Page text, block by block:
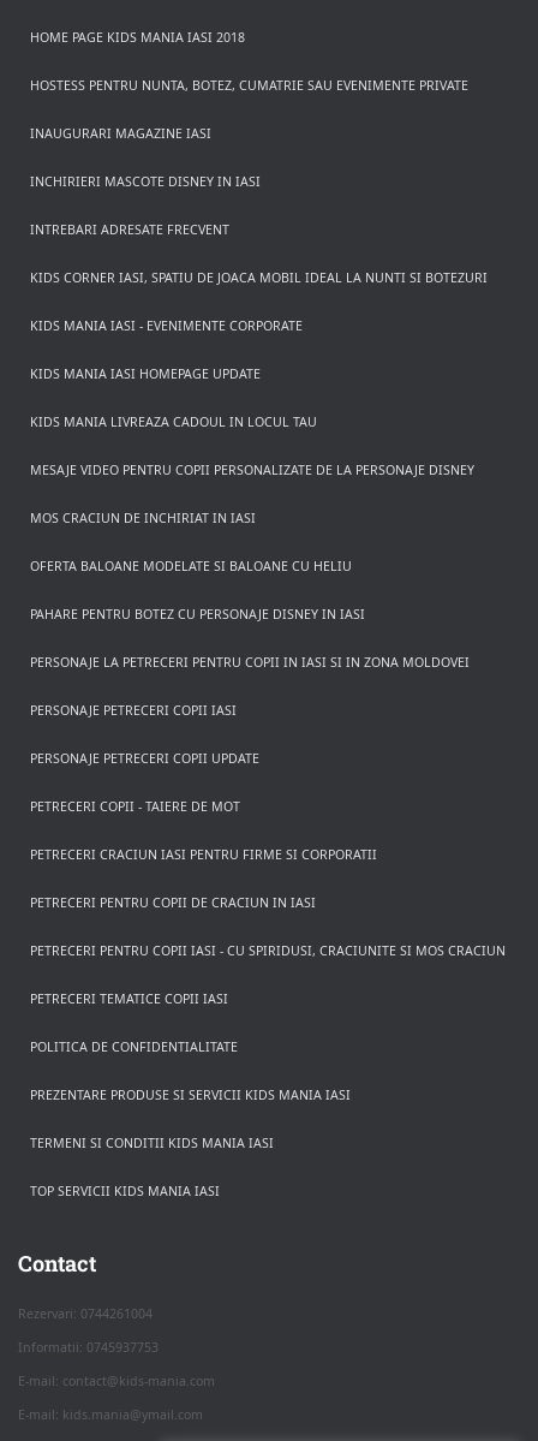
HOME PAGE KIDS MANIA IASI 2018
HOSTESS PENTRU NUNTA, BOTEZ, CUMATRIE SAU EVENIMENTE PRIVATE
INAUGURARI MAGAZINE IASI
INCHIRIERI MASCOTE DISNEY IN IASI
INTREBARI ADRESATE FRECVENT
KIDS CORNER IASI, SPATIU DE JOACA MOBIL IDEAL LA NUNTI SI BOTEZURI
KIDS MANIA IASI - EVENIMENTE CORPORATE
KIDS MANIA IASI HOMEPAGE UPDATE
KIDS MANIA LIVREAZA CADOUL IN LOCUL TAU
MESAJE VIDEO PENTRU COPII PERSONALIZATE DE LA PERSONAJE DISNEY
MOS CRACIUN DE INCHIRIAT IN IASI
OFERTA BALOANE MODELATE SI BALOANE CU HELIU
PAHARE PENTRU BOTEZ CU PERSONAJE DISNEY IN IASI
PERSONAJE LA PETRECERI PENTRU COPII IN IASI SI IN ZONA MOLDOVEI
PERSONAJE PETRECERI COPII IASI
PERSONAJE PETRECERI COPII UPDATE
PETRECERI COPII - TAIERE DE MOT
PETRECERI CRACIUN IASI PENTRU FIRME SI CORPORATII
PETRECERI PENTRU COPII DE CRACIUN IN IASI
PETRECERI PENTRU COPII IASI - CU SPIRIDUSI, CRACIUNITE SI MOS CRACIUN
PETRECERI TEMATICE COPII IASI
POLITICA DE CONFIDENTIALITATE
PREZENTARE PRODUSE SI SERVICII KIDS MANIA IASI
TERMENI SI CONDITII KIDS MANIA IASI
TOP SERVICII KIDS MANIA IASI
Contact
Rezervari: 0744261004
Informatii: 0745937753
E-mail: contact@kids-mania.com
E-mail: kids.mania@ymail.com
Apasa pe o categorie ca sa vezi serviciile.
PETRECERI COPII